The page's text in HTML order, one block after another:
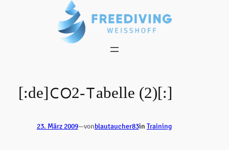
[:de]CO2-Tabelle (2)[:]
23. März 2009—vonblautaucher83in Training